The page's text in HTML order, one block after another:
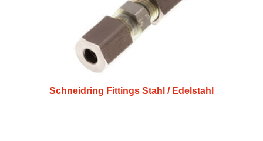
Schneidring Fittings Stahl / Edelstahl